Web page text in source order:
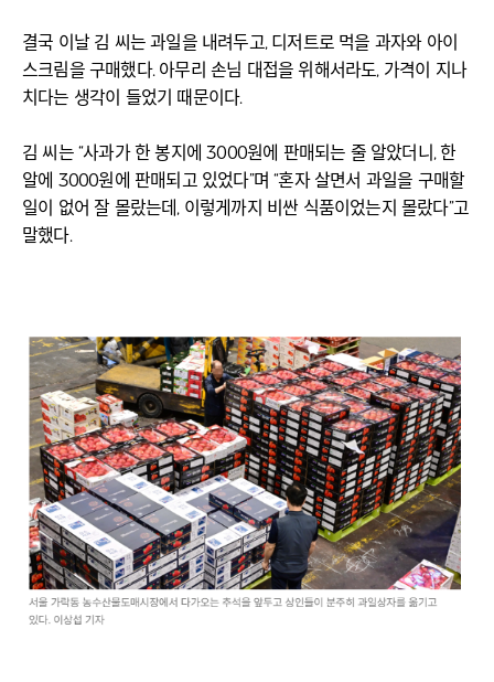
결국 이날 김 씨는 과일을 내려두고, 디저트로 먹을 과자와 아이
스크림을 구매했다. 아무리 손님 대접을 위해서라도, 가격이 지나
치다는 생각이 들었기 때문이다.
김 씨는 “사과가 한 봉지에 3000원에 판매되는 줄 알았더니, 한
알에 3000원에 판매되고 있었다”며 “혼자 살면서 과일을 구매할
일이 없어 잘 몰랐는데, 이렇게까지 비싼 식품이었는지 몰랐다”고
말했다.